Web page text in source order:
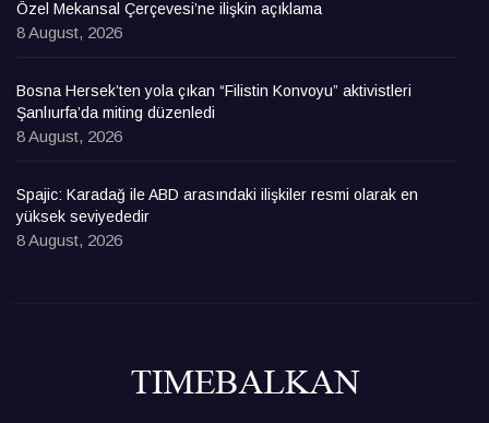
Özel Mekansal Çerçevesi’ne ilişkin açıklama
8 August, 2026
Bosna Hersek’ten yola çıkan “Filistin Konvoyu” aktivistleri
Şanlıurfa’da miting düzenledi
8 August, 2026
Spajic: Karadağ ile ABD arasındaki ilişkiler resmi olarak en
yüksek seviyededir
8 August, 2026